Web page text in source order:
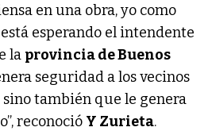
en una obra, yo como
esperando el intendente
la provincia de Buenos
seguridad a los vecinos
sino también que le genera
reconoció Y Zurieta.